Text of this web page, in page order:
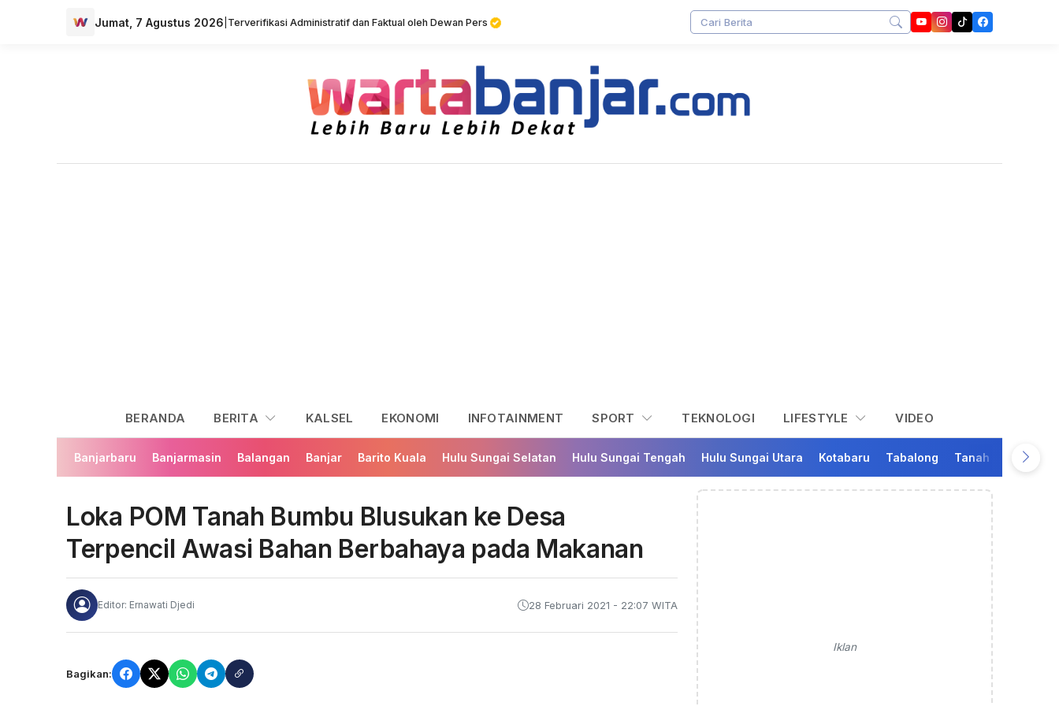
Jumat, 7 Agustus 2026 Terverifikasi Administratif dan Faktual oleh Dewan Pers
BERANDA BERITA KALSEL EKONOMI INFOTAINMENT SPORT TEKNOLOGI LIFESTYLE VIDEO
Banjarbaru Banjarmasin Balangan Banjar Barito Kuala Hulu Sungai Selatan Hulu Sungai Tengah Hulu Sungai Utara Kotabaru Tabalong Tanah Bumbu
Loka POM Tanah Bumbu Blusukan ke Desa
Terpencil Awasi Bahan Berbahaya pada Makanan
Editor: Ernawati Djedi 28 Februari 2021 - 22:07 WITA
Bagikan:
Iklan